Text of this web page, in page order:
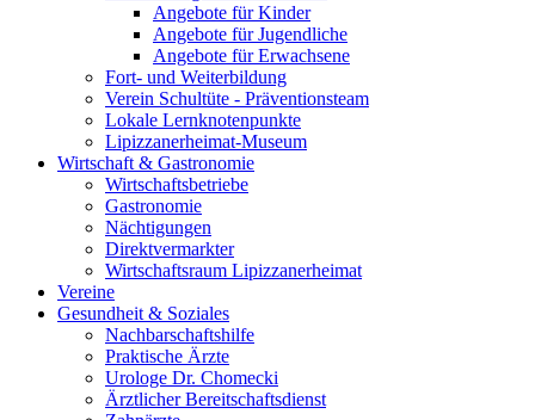
Angebote für Kinder
Angebote für Jugendliche
Angebote für Erwachsene
Fort- und Weiterbildung
Verein Schultüte - Präventionsteam
Lokale Lernknotenpunkte
Lipizzanerheimat-Museum
Wirtschaft & Gastronomie
Wirtschaftsbetriebe
Gastronomie
Nächtigungen
Direktvermarkter
Wirtschaftsraum Lipizzanerheimat
Vereine
Gesundheit & Soziales
Nachbarschaftshilfe
Praktische Ärzte
Urologe Dr. Chomecki
Ärztlicher Bereitschaftsdienst